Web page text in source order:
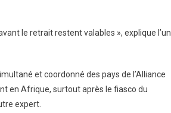
le retrait restent valables », explique l’un
et coordonné des pays de l’Alliance
en Afrique, surtout après le fiasco du
expert.